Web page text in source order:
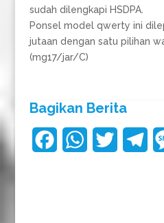
sudah dilengkapi HSDPA.
Ponsel model qwerty ini
jutaan dengan satu pilihan
(mg17/jar/C)
Bagikan Berita
W